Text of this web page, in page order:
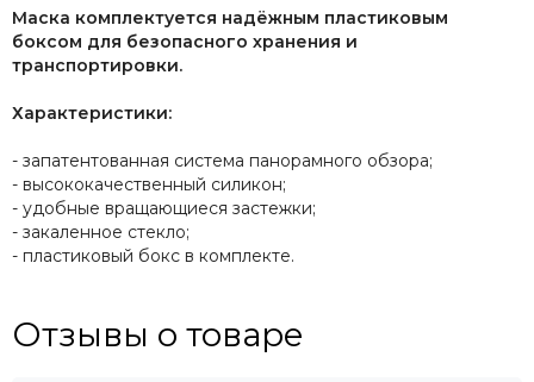
Маска комплектуется надёжным пластиковым
боксом для безопасного хранения и
транспортировки.
Характеристики:
- запатентованная система панорамного обзора;
- высококачественный силикон;
- удобные вращающиеся застежки;
- закаленное стекло;
- пластиковый бокс в комплекте.
Отзывы о товаре